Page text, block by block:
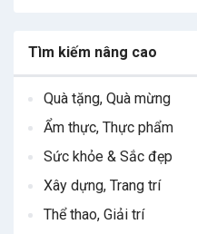
Tìm kiếm nâng cao
Quà tặng, Quà mừng
Ẩm thực, Thực phẩm
Sức khỏe & Sắc đẹp
Xây dựng, Trang trí
Thể thao, Giải trí